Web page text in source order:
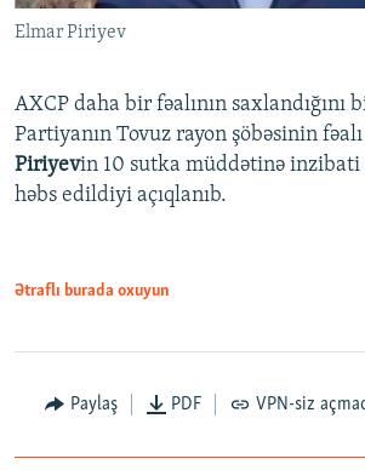
Elmar Piriyev
AXCP daha bir fəalının saxlandığını
Partiyanın Tovuz rayon şöbəsinin fəalı
Piriyevin 10 sutka müddətinə inzibati
həbs edildiyi açıqlanıb.
Ətraflı burada oxuyun
Paylaş PDF VPN-siz